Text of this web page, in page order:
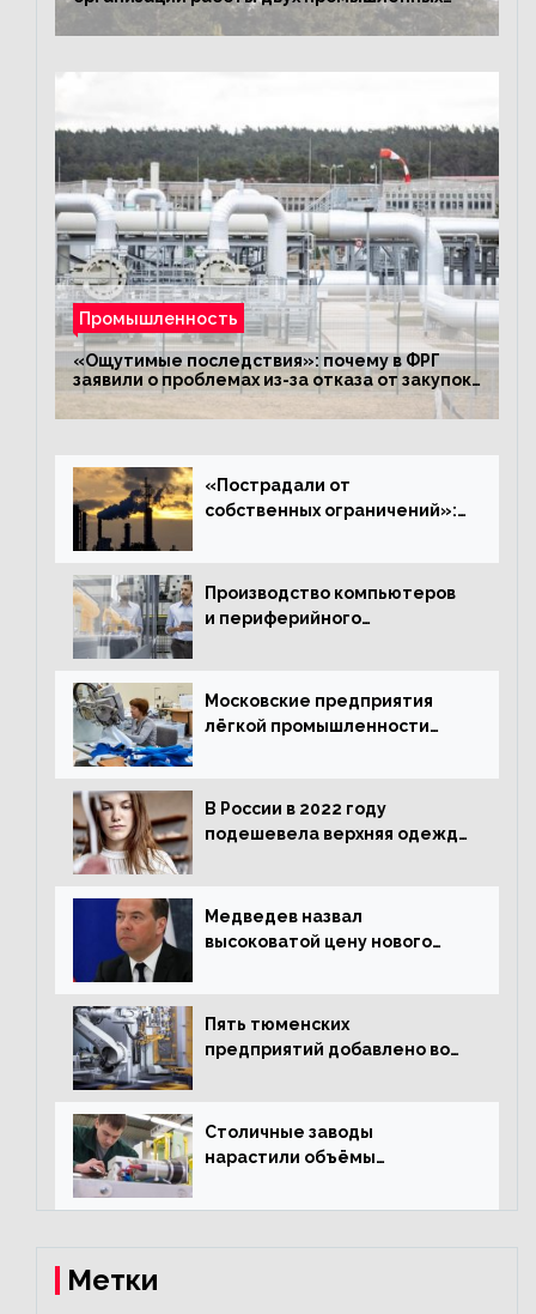
предприятий
Промышленность
«Ощутимые последствия»: почему в ФРГ
заявили о проблемах из-за отказа от закупок
российского газа
«Пострадали от
собственных ограничений»:
промышленности
Производство компьютеров
и периферийного
Московские предприятия
лёгкой промышленности
В России в 2022 году
подешевела верхняя одежда
Медведев назвал
высоковатой цену нового
Пять тюменских
предприятий добавлено во
туризма
Столичные заводы
нарастили объёмы
электрооборудования на
Метки